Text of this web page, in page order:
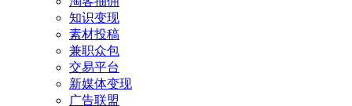
知识变现
素材投稿
兼职众包
交易平台
新媒体变现
广告联盟